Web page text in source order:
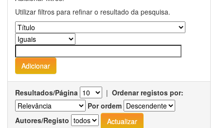
Utilizar filtros para refinar o resultado da pesquisa.
Resultados/Página | Ordenar registos por:
Por ordem
Autores/Registo